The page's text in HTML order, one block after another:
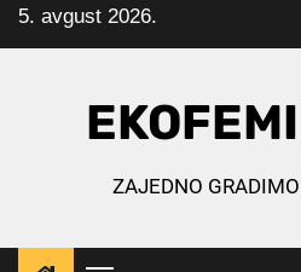
Skip
to
5. avgust 2026.
ZAJEDNO